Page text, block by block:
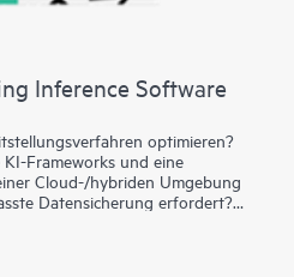
Inference Software
optimieren?
Frameworks und eine
Cloud-/hybriden Umgebung
Datensicherung erfordert?
Aktualisieren, Überwachen und